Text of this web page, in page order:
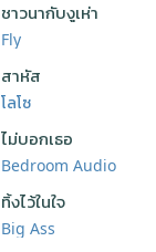
ชาวนากับงูเห่า
Fly
สาหัส
โลโซ
ไม่บอกเธอ
Bedroom Audio
ทิ้งไว้ในใจ
Big Ass